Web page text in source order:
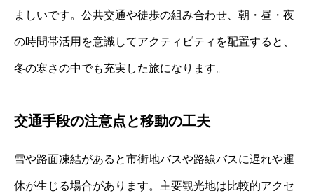
ましいです。公共交通や徒歩の組み合わせ、朝・昼・夜
の時間帯活用を意識してアクティビティを配置すると、
冬の寒さの中でも充実した旅になります。
交通手段の注意点と移動の工夫
雪や路面凍結があると市街地バスや路線バスに遅れや運
休が生じる場合があります。主要観光地は比較的アクセ